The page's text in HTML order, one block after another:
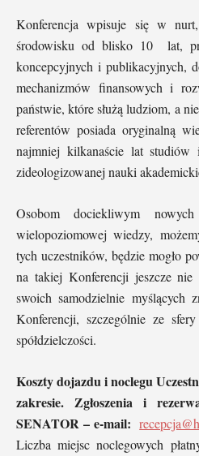
Konferencja wpisuje się w
środowisku od blisko 10 lat,
koncepcyjnych i publikacyjnych,
mechanizmów finansowych i
państwie, które służą ludziom, a
referentów posiada oryginalną
najmniej kilkanaście lat
zideologizowanej nauki
Osobom dociekliwym
wielopoziomowej wiedzy,
tych uczestników, będzie mogło
na takiej Konferencji jeszcze nie
swoich samodzielnie myślących
Konferencji, szczególnie ze
spółdzielczości.
Koszty dojazdu i noclegu
zakresie. Zgłoszenia i
SENATOR – e-mail:
Liczba miejsc noclegowych